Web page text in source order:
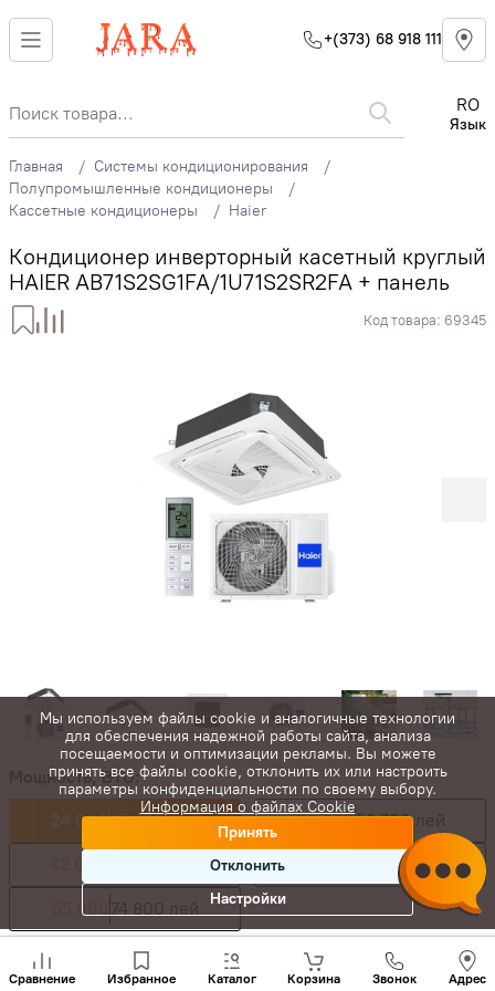
+(373) 68 918 111
RO
Язык
Главная
Системы кондиционирования
Полупромышленные кондиционеры
Кассетные кондиционеры
Haier
Кондиционер инверторный касетный круглый
HAIER AB71S2SG1FA/1U71S2SR2FA + панель
Код товара: 69345
Мощность, BTU:
24 00037 400 лей 36 00053 700 лей
69 700 лей
55 000 74 800 лей
37 400 лей - +
Сравнение Избранное Каталог Корзина Звонок Адрес
нам
+(373)
Мы используем файлы cookie и аналогичные технологии
для обеспечения надежной работы сайта, анализа
посещаемости и оптимизации рекламы. Вы можете
принять все файлы cookie, отклонить их или настроить
параметры конфиденциальности по своему выбору.
Информация о файлах Cookie
Принять
Отклонить
Настройки